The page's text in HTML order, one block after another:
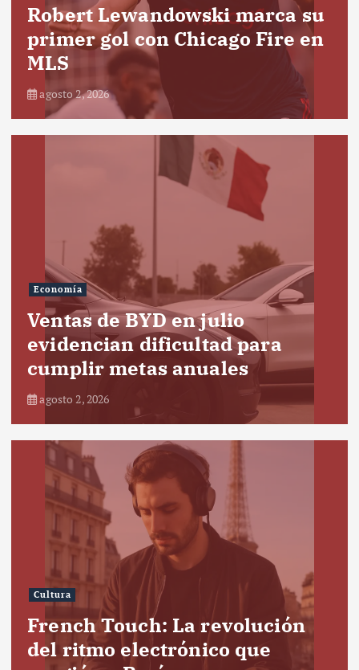
Robert Lewandowski marca su
primer gol con Chicago Fire en
MLS
agosto 2, 2026
Economía
Ventas de BYD en julio
evidencian dificultad para
cumplir metas anuales
agosto 2, 2026
Cultura
French Touch: La revolución
del ritmo electrónico que